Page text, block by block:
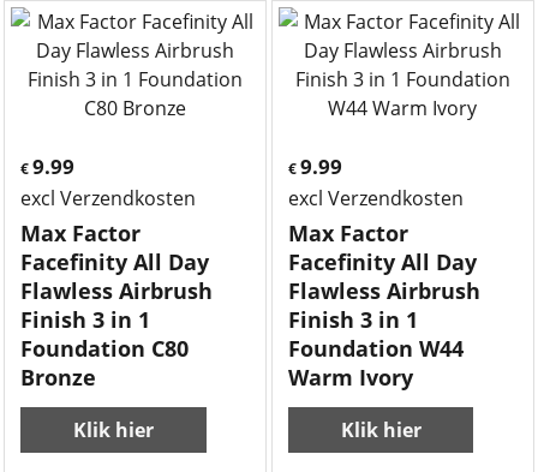
€ 9.99
excl Verzendkosten
Max Factor
Facefinity All Day
Flawless Airbrush
Finish 3 in 1
Foundation C80
Bronze
Klik hier
€9.99
excl Verzendkosten
Max Factor
Facefinity All Day
Flawless Airbrush
Finish 3 in 1
Foundation W44
Warm Ivory
Klik hier